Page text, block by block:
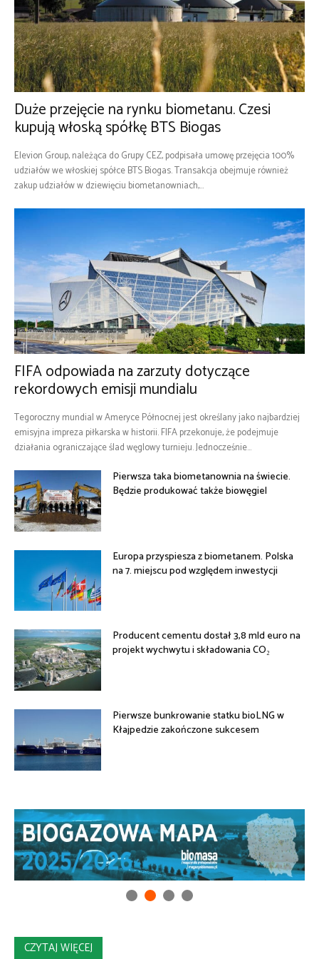
Duże przejęcie na rynku biometanu. Czesi
kupują włoską spółkę BTS Biogas
Elevion Group, należąca do Grupy CEZ, podpisała umowę przejęcia 100%
udziałów we włoskiej spółce BTS Biogas. Transakcja obejmuje również
zakup udziałów w dziewięciu biometanowniach,...
FIFA odpowiada na zarzuty dotyczące
rekordowych emisji mundialu
Tegoroczny mundial w Ameryce Północnej jest określany jako najbardziej
emisyjna impreza piłkarska w historii. FIFA przekonuje, że podejmuje
działania ograniczające ślad węglowy turnieju. Jednocześnie...
Pierwsza taka biometanownia na świecie.
Będzie produkować także biowęgiel
Europa przyspiesza z biometanem. Polska
na 7. miejscu pod względem inwestycji
Producent cementu dostał 3,8 mld euro na
projekt wychwytu i składowania CO₂
Pierwsze bunkrowanie statku bioLNG w
Kłajpedzie zakończone sukcesem
CZYTAJ WIĘCEJ